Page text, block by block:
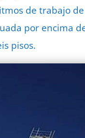
de trabajo
por encima
pisos.